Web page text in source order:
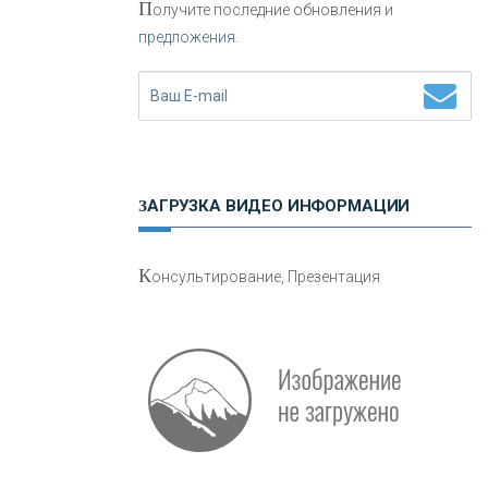
Нетворкинг для предпринимателей
авто
Получите последние обновления и
предложения.
ЗАГРУЗКА ВИДЕО ИНФОРМАЦИИ
Консультирование, Презентация